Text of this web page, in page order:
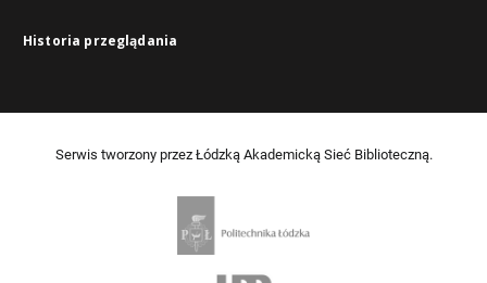
Historia przeglądania
Serwis tworzony przez Łódzką Akademicką Sieć Biblioteczną.